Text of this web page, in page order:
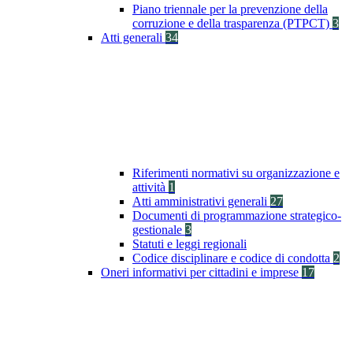
Piano triennale per la prevenzione della
corruzione e della trasparenza (PTPCT) 3
Atti generali 34
Riferimenti normativi su organizzazione e
attività 1
Atti amministrativi generali 27
Documenti di programmazione strategico-
gestionale 3
Statuti e leggi regionali
Codice disciplinare e codice di condotta 2
Oneri informativi per cittadini e imprese 17